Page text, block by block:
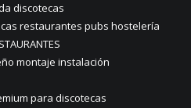
discotecas
restaurantes pubs hostelería
montaje instalación
para discotecas